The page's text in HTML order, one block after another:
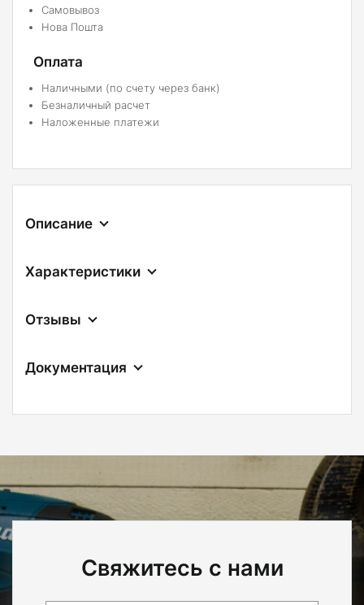
Самовывоз
Нова Пошта
Оплата
Наличными (по счету через банк)
Безналичный расчет
Наложенные платежи
Описание
Характеристики
Отзывы
Документация
Свяжитесь с нами